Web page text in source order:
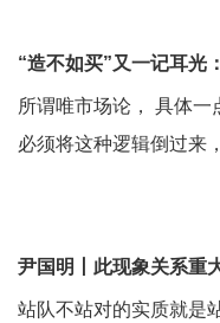
“造不如买”又一记耳光
所谓唯市场论， 具体一
必须将这种逻辑倒过来
尹国明丨此现象关系重
站队不站对的实质就是